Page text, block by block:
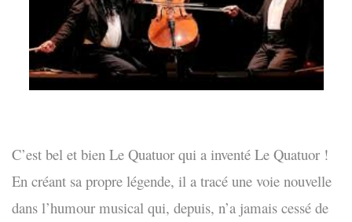
C’est bel et bien Le Quatuor qui a inventé Le Quatuor !
En créant sa propre légende, il a tracé une voie nouvelle
dans l’humour musical qui, depuis, n’a jamais cessé de